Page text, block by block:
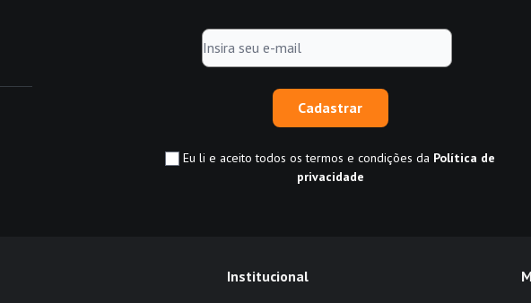
Cadastrar
Eu li e aceito todos os termos e condições da Política de
privacidade
Institucional